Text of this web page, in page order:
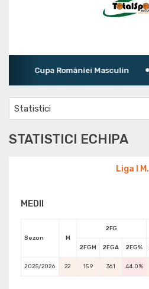
Cupa României Masculin
Statistici
STATISTICI ECHIPA
Liga I M.
MEDII
Sezon M
2FG
2FGM 2FGA 2FG%
2025/2026 22 15.9 36.1 44.0%